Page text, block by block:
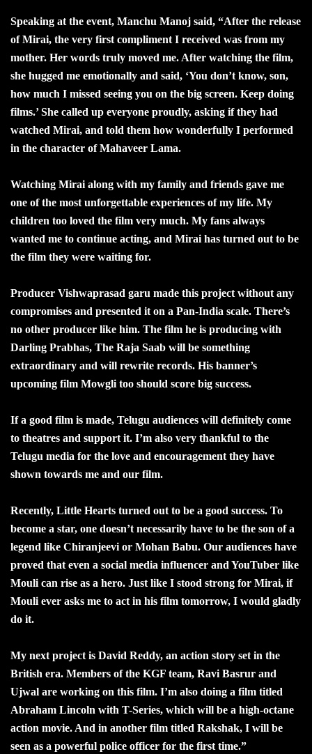
Speaking at the event, Manchu Manoj said, “After the release
of Mirai, the very first compliment I received was from my
mother. Her words truly moved me. After watching the film,
she hugged me emotionally and said, ‘You don’t know, son,
how much I missed seeing you on the big screen. Keep doing
films.’ She called up everyone proudly, asking if they had
watched Mirai, and told them how wonderfully I performed
in the character of Mahaveer Lama.
Watching Mirai along with my family and friends gave me
one of the most unforgettable experiences of my life. My
children too loved the film very much. My fans always
wanted me to continue acting, and Mirai has turned out to be
the film they were waiting for.
Producer Vishwaprasad garu made this project without any
compromises and presented it on a Pan-India scale. There’s
no other producer like him. The film he is producing with
Darling Prabhas, The Raja Saab will be something
extraordinary and will rewrite records. His banner’s
upcoming film Mowgli too should score big success.
If a good film is made, Telugu audiences will definitely come
to theatres and support it. I’m also very thankful to the
Telugu media for the love and encouragement they have
shown towards me and our film.
Recently, Little Hearts turned out to be a good success. To
become a star, one doesn’t necessarily have to be the son of a
legend like Chiranjeevi or Mohan Babu. Our audiences have
proved that even a social media influencer and YouTuber like
Mouli can rise as a hero. Just like I stood strong for Mirai, if
Mouli ever asks me to act in his film tomorrow, I would gladly
do it.
My next project is David Reddy, an action story set in the
British era. Members of the KGF team, Ravi Basrur and
Ujwal are working on this film. I’m also doing a film titled
Abraham Lincoln with T-Series, which will be a high-octane
action movie. And in another film titled Rakshak, I will be
seen as a powerful police officer for the first time.”